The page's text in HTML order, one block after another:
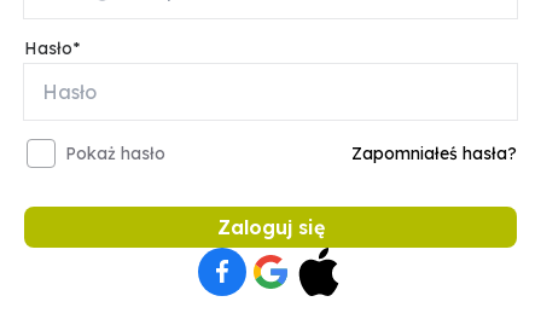
Hasło
Pokaż hasło Zapomniałeś hasła?
Zaloguj się